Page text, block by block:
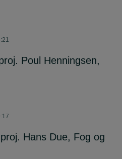
Poul Henningsen,
Hans Due, Fog og